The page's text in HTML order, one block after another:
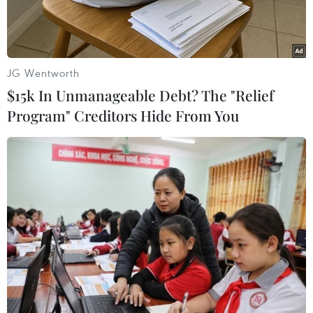
Hình ảnh trong đoạn clip ghi lại cảnh nam tài xế bị đánh đập
khi đang chờ đèn đỏ trên đường ĐT 741, đoạn qua xã Tiến
Hưng, thành phố Đồng Xoài (Bình Phước). (Ảnh: TTXVN phát)
Ngày 16/12, Phòng Cảnh sát giao thông, Công an
tỉnh Bình Phước cho biết đang phối hợp với
Công an thành phố Đồng Xoài điều tra, làm rõ
JG Wentworth
$15k In Unmanageable Debt? The "Relief
Program" Creditors Hide From You